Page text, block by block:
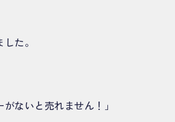
た。
ないと売れません！」